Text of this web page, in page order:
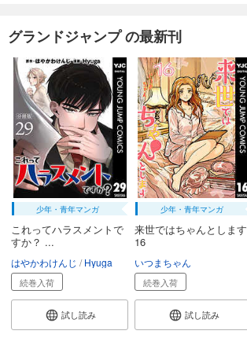
グランドジャンプ の最新刊
少年・青年マンガ
これってハラスメントで
すか？ ...
はやかわけんじ Hyuga
続巻入荷
試し読み
少年・青年マンガ
来世ではちゃんとします
16
いつまちゃん
続巻入荷
試し読み